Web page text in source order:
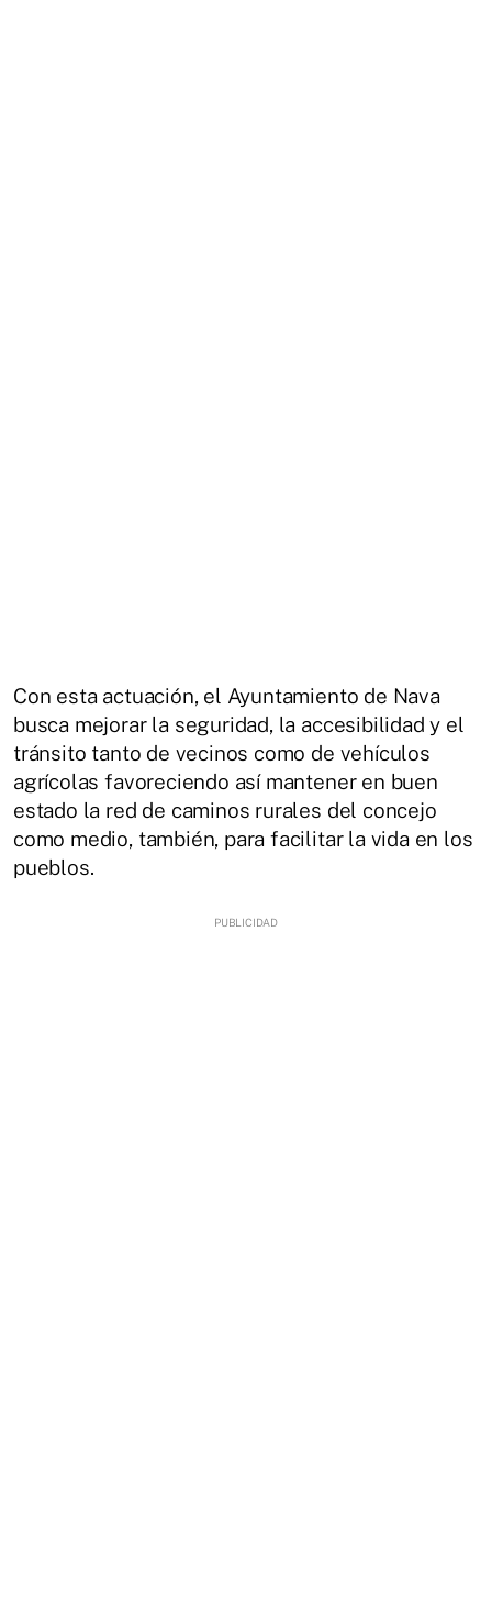
Con esta actuación, el Ayuntamiento de Nava
busca mejorar la seguridad, la accesibilidad y el
tránsito tanto de vecinos como de vehículos
agrícolas favoreciendo así mantener en buen
estado la red de caminos rurales del concejo
como medio, también, para facilitar la vida en los
pueblos.